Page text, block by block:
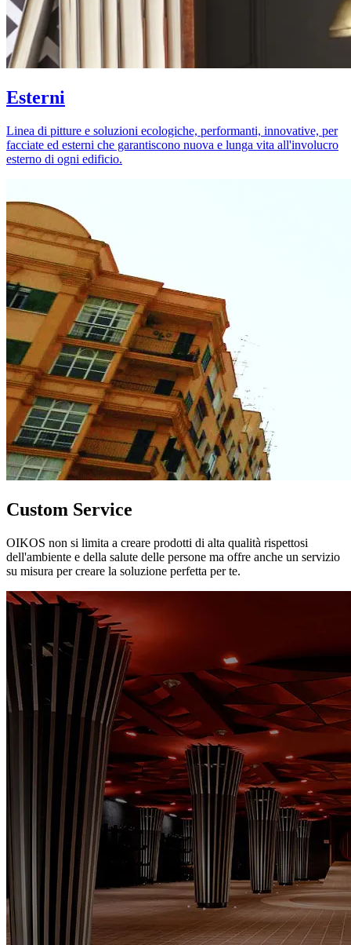
Esterni
Linea di pitture e soluzioni ecologiche, performanti, innovative, per
facciate ed esterni che garantiscono nuova e lunga vita all'involucro
esterno di ogni edificio.
Custom Service
OIKOS non si limita a creare prodotti di alta qualità rispettosi
dell'ambiente e della salute delle persone ma offre anche un servizio
su misura per creare la soluzione perfetta per te.